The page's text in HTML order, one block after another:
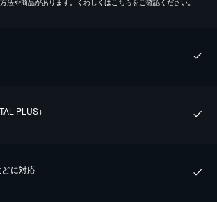
PLUS）
どに対応